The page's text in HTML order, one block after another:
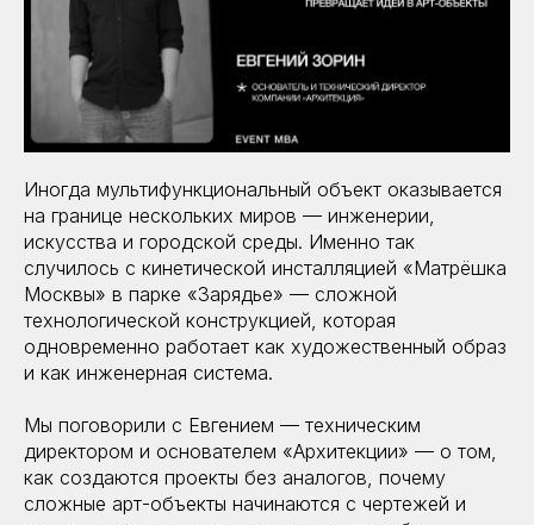
Иногда мультифункциональный объект оказывается
на границе нескольких миров — инженерии,
искусства и городской среды. Именно так
случилось с кинетической инсталляцией «Матрёшка
Москвы» в парке «Зарядье» — сложной
технологической конструкцией, которая
одновременно работает как художественный образ
и как инженерная система.
Мы поговорили с Евгением — техническим
директором и основателем «Архитекции» — о том,
как создаются проекты без аналогов, почему
сложные арт-объекты начинаются с чертежей и